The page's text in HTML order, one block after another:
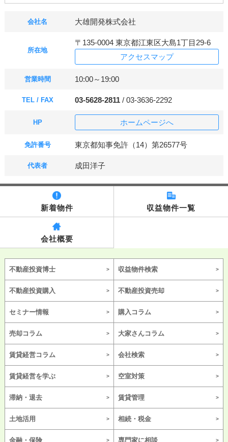
会社名 大雄開発株式会社
所在地
〒135-0004 東京都江東区大島1丁目29-6
アクセスマップ
営業時間 10:00～19:00
TEL / FAX 03-5628-2811/ 03-3636-2292
HP ホームページへ
免許番号 東京都知事免許（14）第26577号
代表者 成田洋子
新着物件 収益物件一覧
会社概要
不動産投資博士 収益物件検索
不動産投資購入 不動産投資売却
セミナー情報 購入コラム
売却コラム 大家さんコラム
賃貸経営コラム 会社検索
賃貸経営を学ぶ 空室対策
滞納・退去 賃貸管理
土地活用 相続・税金
金融・保険 専門家に相談